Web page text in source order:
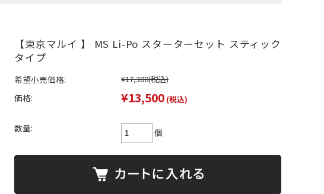
【東京マルイ 】 MS Li-Po スターターセット スティック
タイプ
希望小売価格: ¥17,380(税込)
価格: ¥13,500 (税込)
数量: 個